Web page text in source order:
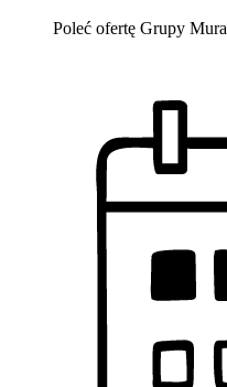
Poleć ofertę Grupy